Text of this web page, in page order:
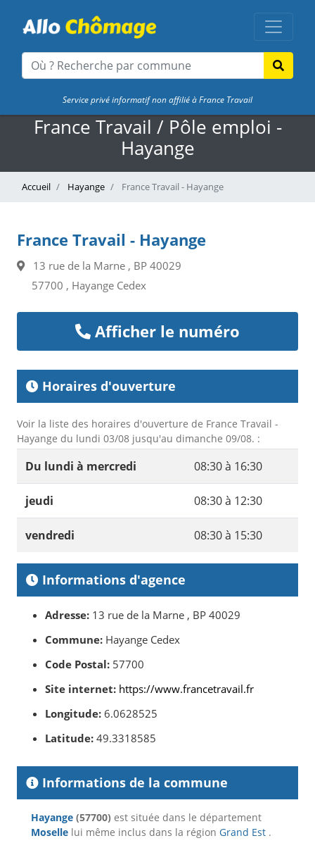
Service privé informatif non affilié à France Travail
France Travail / Pôle emploi -
Hayange
Accueil Hayange France Travail - Hayange
France Travail - Hayange
13 rue de la Marne , BP 40029
57700 , Hayange Cedex
Afficher le numéro
Horaires d'ouverture
Voir la liste des horaires d'ouverture de France Travail -
Hayange du lundi 03/08 jusqu'au dimanche 09/08. :
Du lundi à mercredi 08:30 à 16:30
jeudi 08:30 à 12:30
vendredi 08:30 à 15:30
Informations d'agence
Adresse: 13 rue de la Marne , BP 40029
Commune: Hayange Cedex
Code Postal: 57700
Site internet: https://www.francetravail.fr
Longitude: 6.0628525
Latitude: 49.3318585
Informations de la commune
Hayange (57700) est située dans le département
Moselle lui même inclus dans la région Grand Est .